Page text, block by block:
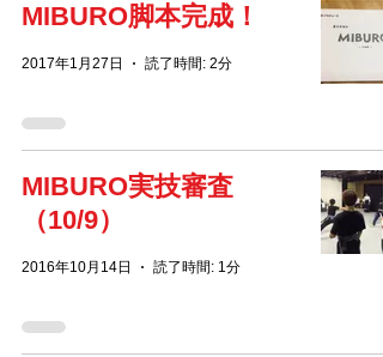
MIBURO脚本完成！
2017年1月27日 読了時間: 2分
MIBURO実技審査
（10/9）
2016年10月14日 読了時間: 1分